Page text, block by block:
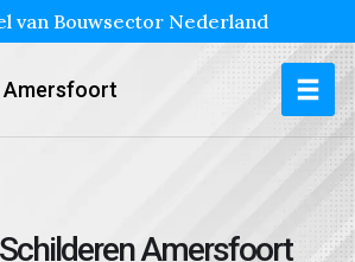
van Bouwsector Nederland
Amersfoort
Amersfoort